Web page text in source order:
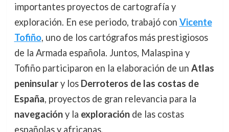
importantes proyectos de cartografía y
exploración. En ese periodo, trabajó con Vicente
Tofiño, uno de los cartógrafos más prestigiosos
de la Armada española. Juntos, Malaspina y
Tofiño participaron en la elaboración de un Atlas
peninsulary los Derroteros de las costas de
España, proyectos de gran relevancia para la
navegacióny la exploraciónde las costas
españolas y africanas.